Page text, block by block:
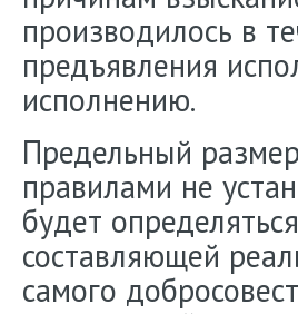
производилось в
предъявления
исполнению.
Предельный
правилами не
будет
составляющей
самого